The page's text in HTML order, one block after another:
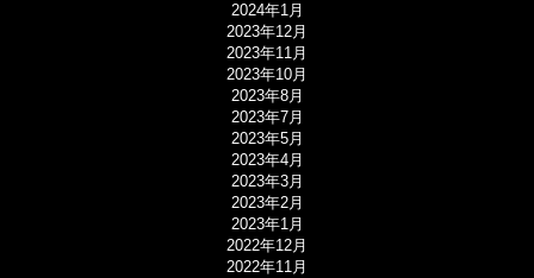
2024年1月
2023年12月
2023年11月
2023年10月
2023年8月
2023年7月
2023年5月
2023年4月
2023年3月
2023年2月
2023年1月
2022年12月
2022年11月